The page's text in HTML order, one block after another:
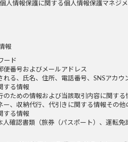
人情報保護に関する個人情報保護マネジ
報
ード
便番号およびメールアドレス
る、氏名、住所、電話番号、SNSアカ
する情報
ための情報および当該取引内容に関する
、収納代行、代引きに関する情報その
する情報
確認書類（旅券（パスポート）、運転